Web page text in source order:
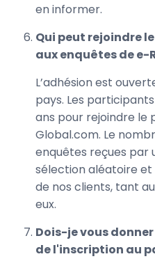
en informer.
Qui peut rejoindre
aux enquêtes de e-
L’adhésion est
pays. Les
ans pour rejoindre le
Global.com. Le
enquêtes reçues par
sélection aléatoire
de nos clients, tant
eux.
Dois-je vous
de l'inscription au